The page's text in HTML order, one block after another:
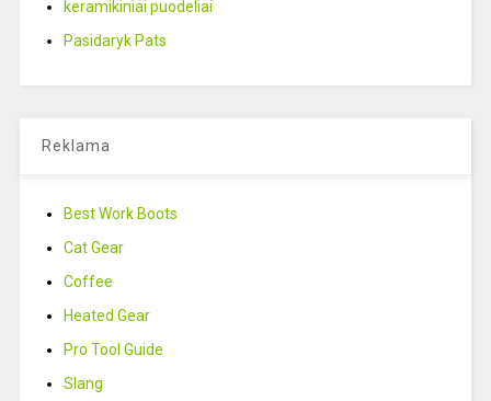
keramikiniai puodeliai
Pasidaryk Pats
Reklama
Best Work Boots
Cat Gear
Coffee
Heated Gear
Pro Tool Guide
Slang